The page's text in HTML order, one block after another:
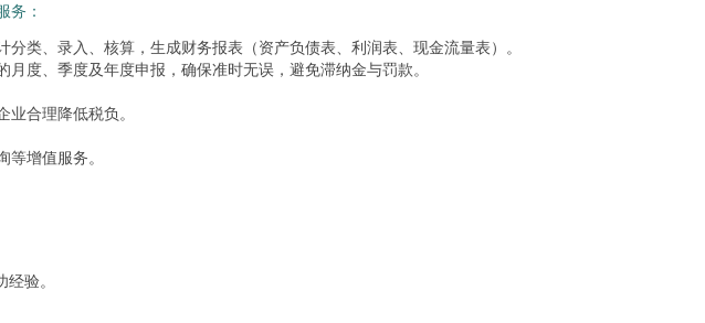
务：
类、录入、核算，生成财务报表（资产负债表、利润表、现金流量表）。
度、季度及年度申报，确保准时无误，避免滞纳金与罚款。
合理降低税负。
增值服务。
验。